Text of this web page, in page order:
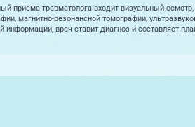
приема травматолога входит визуальный
магнитно-резонансной томографии,
информации, врач ставит диагноз и составляет